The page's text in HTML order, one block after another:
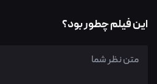
این فیلم چطور بود؟